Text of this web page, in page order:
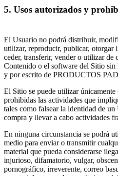
5. Usos autorizados y
El Usuario no podrá distribuir,
utilizar, reproducir, publicar, otorgar
ceder, transferir, vender o utilizar de
Contenido o el software del Sitio sin
y por escrito de PRODUCTOS
El Sitio se puede utilizar
prohibidas las actividades que
tales como falsear la identidad de
compra y llevar a cabo actividades
En ninguna circunstancia se podrá
medio para enviar o transmitir
material que pueda considerarse
injurioso, difamatorio, vulgar,
pornográfico, irreverente, correo